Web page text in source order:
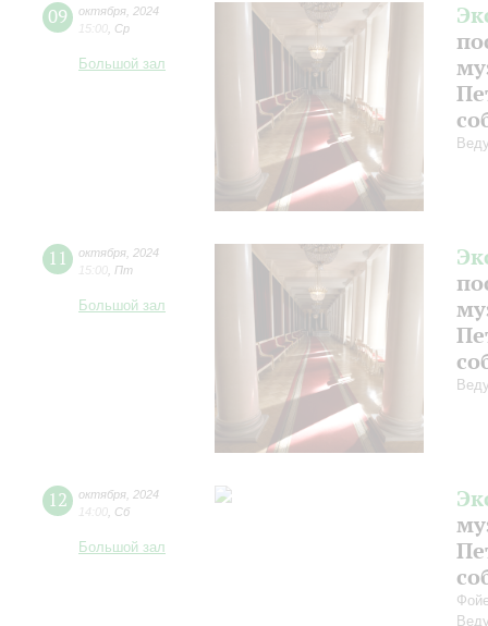
09 октября 2024
15:00 Ср
Большой зал
11 октября 2024
15:00 Пт
Большой зал
12 октября 2024
14:00 Сб
Большой зал